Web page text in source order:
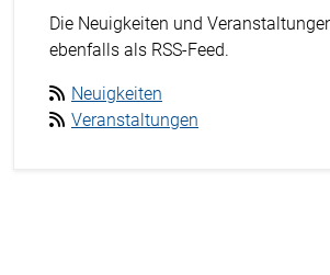
Die Neuigkeiten und
ebenfalls als RSS-Feed.
Neuigkeiten
Veranstaltungen